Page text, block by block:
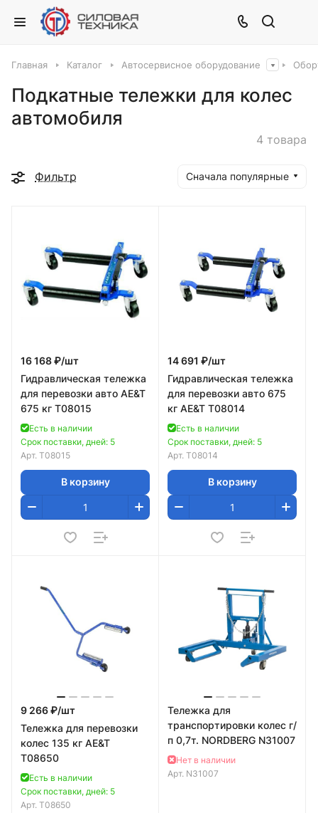
Главная Каталог Автосервисное оборудование
Подкатные тележки для колес
автомобиля
4 товара
Фильтр Сначала популярные
16 168 ₽/шт
Гидравлическая тележка
для перевозки авто AE&T
675 кг T08015
Есть в наличии
Срок поставки, дней: 5
Арт. T08015
В корзину
14 691 ₽/шт
Гидравлическая тележка
для перевозки авто 675
кг AE&T T08014
Есть в наличии
Срок поставки, дней: 5
Арт. T08014
В корзину
9 266 ₽/шт
Тележка для перевозки
колес 135 кг AE&T
T08650
Есть в наличии
Срок поставки, дней: 5
Арт. T08650
Тележка для
транспортировки колес г/
п 0,7т. NORDBERG N31007
Нет в наличии
Арт. N31007